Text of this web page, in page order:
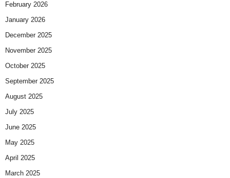
February 2026
January 2026
December 2025
November 2025
October 2025
September 2025
August 2025
July 2025
June 2025
May 2025
April 2025
March 2025